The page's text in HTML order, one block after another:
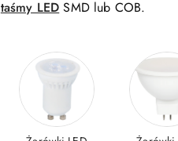
taśmy LED SMD lub COB.